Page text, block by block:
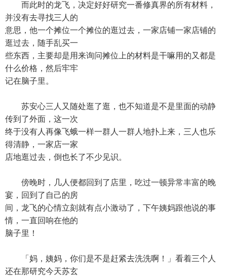
而此时的龙飞，决定好好研究一番修真界的所有材料，
并没有去寻找三人的
意思，他一个摊位一个摊位的逛过去，一家店铺一家店铺的
逛过去，随手乱买一
些东西，主要却是用来询问摊位上的材料是干嘛用的又都是
什么价格，然后牢牢
记在脑子里。
苏安心三人又随处逛了逛，也不知道是不是里面的动静
传到了外面，这一次
终于没有人再像飞蛾一样一群人一群人地扑上来，三人也乐
得清静，一家店一家
店地逛过去，倒也长了不少见识。
傍晚时，几人便都回到了店里，吃过一顿异常丰富的晚
宴，回到了自己的房
间，龙飞的心情立刻就有点小激动了，下午姨妈跟他说的事
情，一直回响在他的
脑子里！
「妈，姨妈，你们是不是赶紧去洗洗啊！」看着三个人
还在那研究今天苏玄